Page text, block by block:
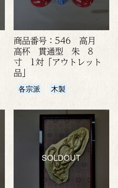
商品番号：546 高月
高杯 貫通型 朱 8
寸 1対「アウトレット
品」
各宗派 木製
SOLDOUT